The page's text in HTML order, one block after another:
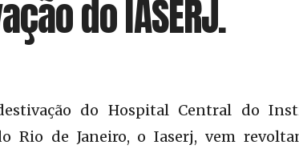
do IASERJ.
do Hospital Central do
Rio de Janeiro, o Iaserj, vem